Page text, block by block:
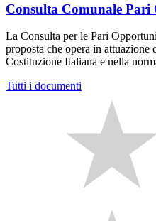
Consulta Comunale
La Consulta per le Pari
proposta che opera in
Costituzione Italiana e nella
Tutti i documenti